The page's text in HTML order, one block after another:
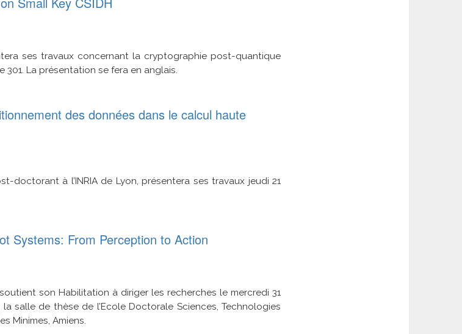
ses travaux concernant la cryptographie post-quantique
301. La présentation se fera en anglais.
des données dans le calcul haute
doctorant à l’INRIA de Lyon, présentera ses travaux jeudi 21
Systems: From Perception to Action
son Habilitation à diriger les recherches le mercredi 31
salle de thèse de l’Ecole Doctorale Sciences, Technologies
Minimes, Amiens.